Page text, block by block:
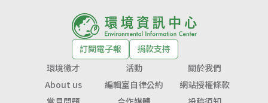
訂閱電子報
捐款支持
環境徵才
活動
關於我們
About us
編輯室自律公約
網站授權條款